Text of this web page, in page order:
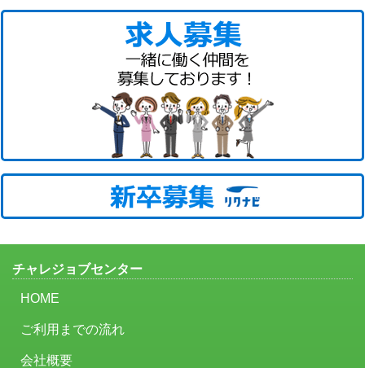
チャレジョブセンター
HOME
ご利用までの流れ
会社概要